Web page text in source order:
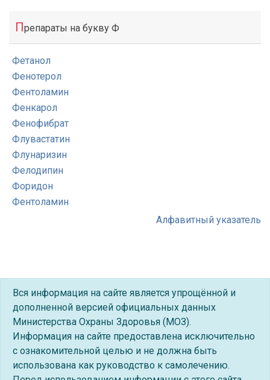
Препараты на букву Ф
Фетанол
Фенотерол
Фентоламин
Фенкарол
Фенофибрат
Флувастатин
Флунаризин
Фелодипин
Форидон
Фентоламин
Алфавитный указатель
Вся информация на сайте является упрощённой и
дополненной версией официальных данных
Министерства Охраны Здоровья (МОЗ).
Информация на сайте предоставлена исключительно
с ознакомительной целью и не должна быть
использована как руководство к самолечению.